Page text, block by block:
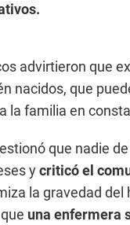
advirtieron que
nacidos, que
la familia en
que nadie
ycriticó el
la gravedad del
una enfermera